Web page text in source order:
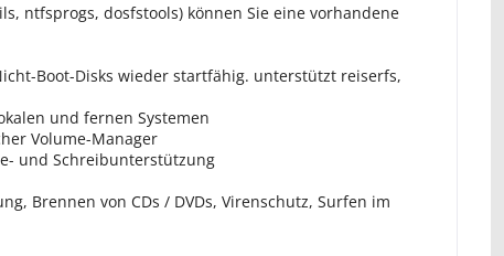
ntfsprogs, dosfstools) können Sie eine vorhandene
Boot-Disks wieder startfähig. unterstützt reiserfs,
und fernen Systemen
Volume-Manager
und Schreibunterstützung
Brennen von CDs / DVDs, Virenschutz, Surfen im